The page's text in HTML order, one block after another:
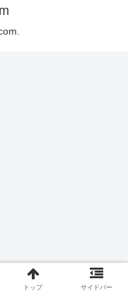
トップ サイドバー